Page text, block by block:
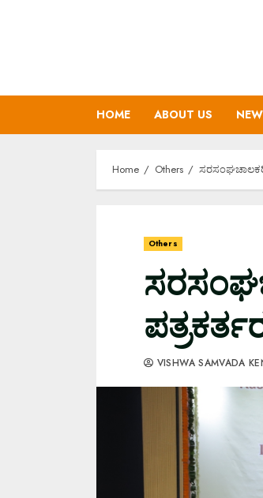
HOME ABOUT US
Home Others
Others
VISHWA SAMVADA